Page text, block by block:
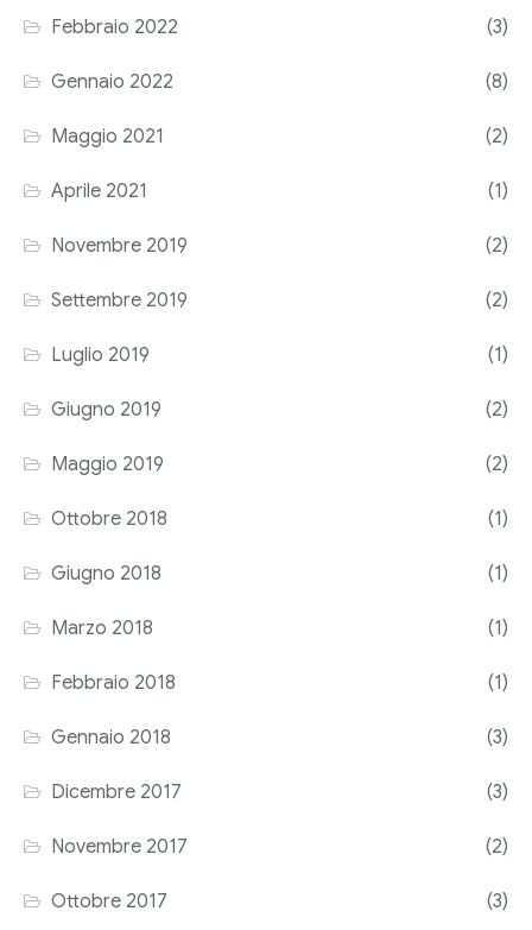
Corriere tributario
Editore Euroconference
Il Giornale del Revisore
Forum Fiscale
Articoli
Febbraio 2022 (3)
Gennaio 2022 (8)
Maggio 2021 (2)
Aprile 2021 (1)
Novembre 2019 (2)
Settembre 2019 (2)
Luglio 2019 (1)
Giugno 2019 (2)
Maggio 2019 (2)
Ottobre 2018 (1)
Giugno 2018 (1)
Marzo 2018 (1)
Febbraio 2018 (1)
Gennaio 2018 (3)
Dicembre 2017 (3)
Novembre 2017 (2)
Ottobre 2017 (3)